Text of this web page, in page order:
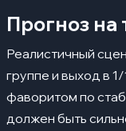
Прогноз на
Реалистичный
группе и выход в
фаворитом по
должен быть